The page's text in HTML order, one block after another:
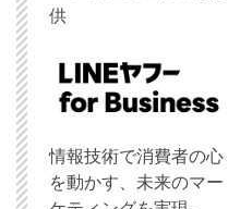
供
情報技術で消費者の心
を動かす、未来のマー